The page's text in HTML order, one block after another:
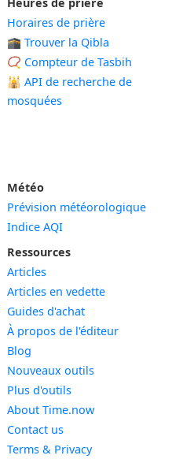
Horaires de prière
🕋 Trouver la Qibla
📿 Compteur de Tasbih
🕌 API de recherche de
mosquées
Widget
Météo
Prévision météorologique
Indice AQI
Ressources
Articles
Articles en vedette
Guides d'achat
À propos de l'éditeur
Blog
Nouveaux outils
Plus d'outils
About Time.now
Contact us
Terms & Privacy